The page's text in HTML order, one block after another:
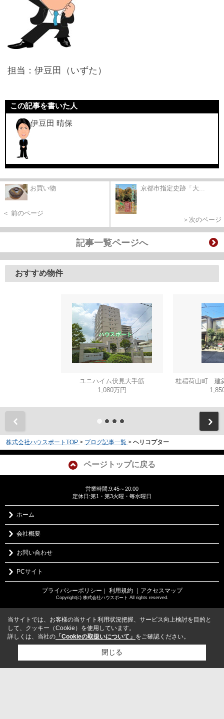
担当：伊豆田（いずた）
この記事を書いた人
伊豆田 晴保
お買い物
＜ 前のページ
京都市指定史跡「大...
＞次のページ
記事一覧ページへ
おすすめ物件
ユニハイム伏見大手筋
1,080万円
桂稲荷山町 建
株式会社ハウスポートTOP > ブログ記事一覧 > ヘリコプター
ページトップに戻る
営業時間:9:45～20:00
定休日:第1・第3火曜・毎水曜日
ホーム
会社概要
お問い合わせ
PCサイト
プライバシーポリシー ｜ 利用規約 ｜アクセスマップ
Copyright(c) 株式会社ハウスポート All rights reserved.
当サイトでは、お客様の当サイト利用状況把握、サービス向上検討を目的と
して、クッキー（Cookie）を使用しています。
詳しくは、当社の 「Cookieの取扱いについて」 をご確認ください。
閉じる